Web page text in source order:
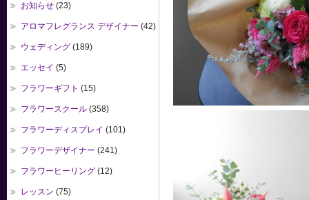
お知らせ (23)
アロマフレグランス デザイナー (42)
ウェディング (189)
エッセイ (5)
フラワーギフト (15)
フラワースクール (358)
フラワーディスプレイ (101)
フラワーデザイナー (241)
フラワーヒーリング (12)
レッスン (75)